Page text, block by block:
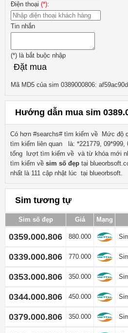
Điện thoại (*):
Tin nhắn
(*) là bắt buộc nhập
Đặt mua
Mã MD5 của sim 0389000806:
Hướng dẫn mua sim
Có hơn #searchs# tìm kiếm về
Mức độ
tìm kiếm liên quan
là: *221779, 09*999,
tổng lượt tìm kiếm về và từ khóa mới
tìm kiếm về sim số đẹp tại
nhất là 111 cập nhật lúc tại blueorbsoft.
Sim tương tự
Sim số đẹp Giá Mạng
0359.000.806 880.000
0339.000.806 770.000
0353.000.806 350.000
0344.000.806 450.000
0379.000.806 350.000